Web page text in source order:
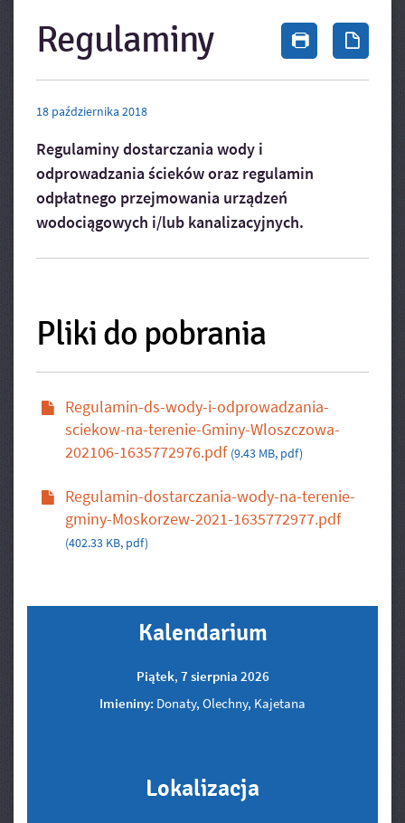
Regulaminy
18 października 2018
Drukuj
Regulaminy dostarczania wody i
odprowadzania ścieków oraz regulamin
odpłatnego przejmowania urządzeń
wodociągowych i/lub kanalizacyjnych.
Pliki do pobrania
Regulamin-ds-wody-i-odprowadzania-
sciekow-na-terenie-Gminy-Wloszczowa-
202106-1635772976.pdf (9.43 MB, pdf)
Regulamin-dostarczania-wody-na-terenie-
gminy-Moskorzew-2021-1635772977.pdf
(402.33 KB, pdf)
Kalendarium
Piątek, 7 sierpnia 2026
Imieniny: Donaty, Olechny, Kajetana
Lokalizacja